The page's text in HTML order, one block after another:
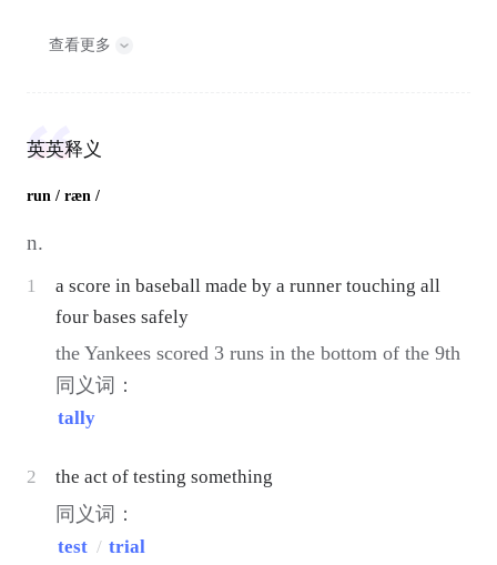
查看更多
英英释义
run / ræn /
n.
1
a score in baseball made by a runner touching all
four bases safely
the Yankees scored 3 runs in the bottom of the 9th
同义词：
tally
2 the act of testing something
同义词：
test / trial